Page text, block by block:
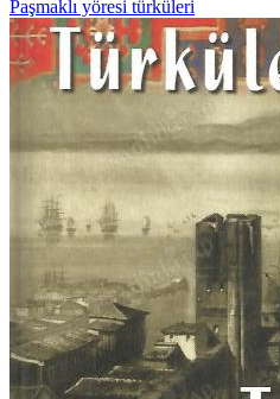
Paşmaklı yöresi türküleri